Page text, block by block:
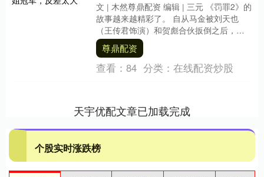
文 | 木然尊鼎配资 编辑 | 三元 《罚罪2》的
故事越来越精彩了。 自从马金被刘天也
（王传君饰演）和贺彪合伙扳倒之后，刘
天也就开启了进阶之路。 贺彪虽是他的
合....
尊鼎配资
查看： 84 分类： 在线配资炒股
天宇优配文章已加载完成
个股实时涨跌榜